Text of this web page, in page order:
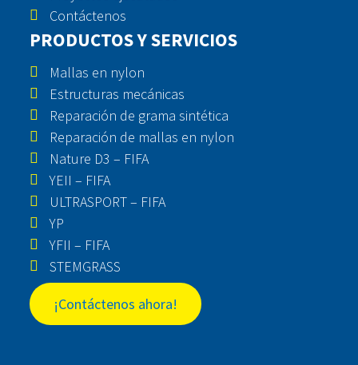
Contáctenos
PRODUCTOS Y SERVICIOS
Mallas en nylon
Estructuras mecánicas
Reparación de grama sintética
Reparación de mallas en nylon
Nature D3 – FIFA
YEII – FIFA
ULTRASPORT – FIFA
YP
YFII – FIFA
STEMGRASS
¡Contáctenos ahora!